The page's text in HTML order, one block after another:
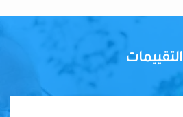
التقييمات